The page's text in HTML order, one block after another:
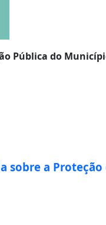
Pública do
sobre a Proteção